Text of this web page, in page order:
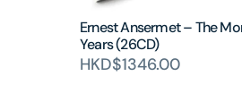
Ernest Ansermet – The
Years (26CD)
HKD$1346.00